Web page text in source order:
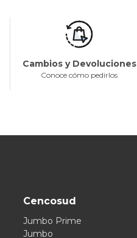
Cambios y Devoluciones
Conoce cómo pedirlos
Cencosud
Jumbo Prime
Jumbo